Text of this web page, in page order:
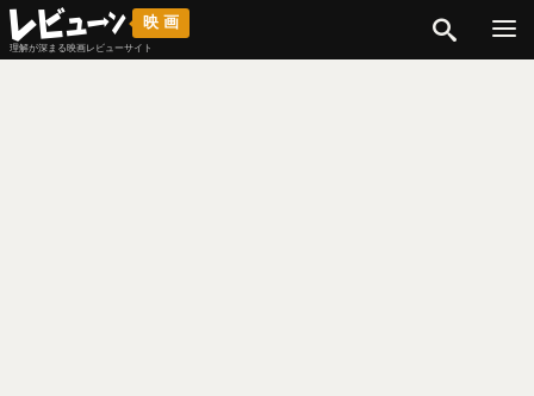
映画
理解が深まる映画レビューサイト